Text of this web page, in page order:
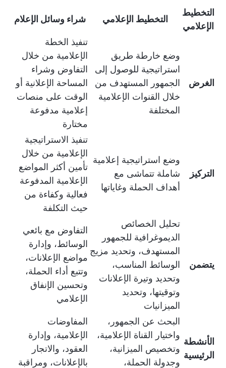
التخطيط
الإعلامي
التخطيط الإعلامي شراء وسائل الإعلام
الغرض
وضع خارطة طريق
استراتيجية للوصول إلى
الجمهور المستهدف من
خلال القنوات الإعلامية
المختلفة
تنفيذ الخطة
الإعلامية من خلال
التفاوض وشراء
المساحة الإعلانية أو
الوقت على منصات
إعلامية مدفوعة
مختارة
التركيز
وضع استراتيجية إعلامية
شاملة تتماشى مع
أهداف الحملة وغاياتها
تنفيذ الاستراتيجية
الإعلامية من خلال
تأمين أكثر المواضع
الإعلامية المدفوعة
فعالية وكفاءة من
حيث التكلفة
يتضمن
تحليل الخصائص
الديموغرافية للجمهور
المستهدف، وتحديد مزيج
الوسائط المناسب،
وتحديد وتيرة الإعلانات
وتوقيتها، وتحديد
الميزانيات
التفاوض مع بائعي
الوسائط، وإدارة
مواضع الإعلانات،
وتتبع أداء الحملة،
وتحسين الإنفاق
الإعلامي
الأنشطة
الرئيسية
البحث عن الجمهور،
واختيار القناة الإعلامية،
وتخصيص الميزانية،
وجدولة الحملة،
المفاوضات
الإعلامية، وإدارة
العقود، والاتجار
بالإعلانات، ومراقبة